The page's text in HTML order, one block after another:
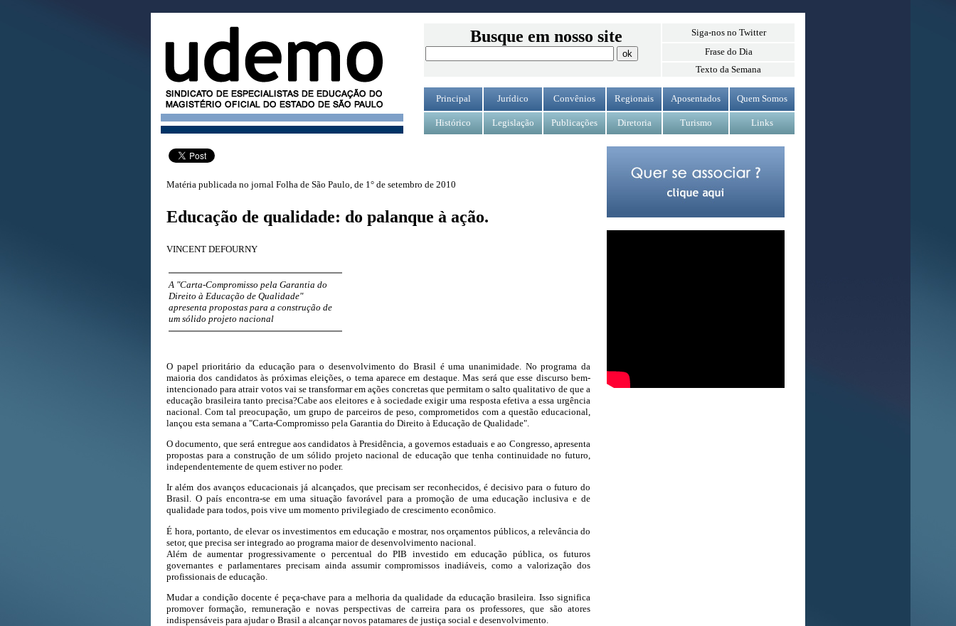
Busque em nosso site
Siga-nos no Twitter
Frase do Dia
Texto da Semana
Principal Jurídico Convênios Regionais Aposentados Quem Somos
Histórico Legislação Publicações Diretoria Turismo Links
Matéria publicada no jornal Folha de São Paulo, de 1° de setembro de 2010
Educação de qualidade: do palanque à ação.
VINCENT DEFOURNY
A "Carta-Compromisso pela Garantia do
Direito à Educação de Qualidade"
apresenta propostas para a construção de
um sólido projeto nacional
O papel prioritário da educação para o desenvolvimento do Brasil é uma unanimidade. No programa da
maioria dos candidatos às próximas eleições, o tema aparece em destaque. Mas será que esse discurso bem-
intencionado para atrair votos vai se transformar em ações concretas que permitam o salto qualitativo de que a
educação brasileira tanto precisa?Cabe aos eleitores e à sociedade exigir uma resposta efetiva a essa urgência
nacional. Com tal preocupação, um grupo de parceiros de peso, comprometidos com a questão educacional,
lançou esta semana a "Carta-Compromisso pela Garantia do Direito à Educação de Qualidade".
O documento, que será entregue aos candidatos à Presidência, a governos estaduais e ao Congresso, apresenta
propostas para a construção de um sólido projeto nacional de educação que tenha continuidade no futuro,
independentemente de quem estiver no poder.
Ir além dos avanços educacionais já alcançados, que precisam ser reconhecidos, é decisivo para o futuro do
Brasil. O país encontra-se em uma situação favorável para a promoção de uma educação inclusiva e de
qualidade para todos, pois vive um momento privilegiado de crescimento econômico.
É hora, portanto, de elevar os investimentos em educação e mostrar, nos orçamentos públicos, a relevância do
setor, que precisa ser integrado ao programa maior de desenvolvimento nacional.
Além de aumentar progressivamente o percentual do PIB investido em educação pública, os futuros
governantes e parlamentares precisam ainda assumir compromissos inadiáveis, como a valorização dos
profissionais de educação.
Mudar a condição docente é peça-chave para a melhoria da qualidade da educação brasileira. Isso significa
promover formação, remuneração e novas perspectivas de carreira para os professores, que são atores
indispensáveis para ajudar o Brasil a alcançar novos patamares de justiça social e desenvolvimento.